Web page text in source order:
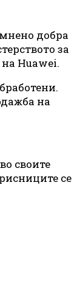
добра
за
Huawei.
на
своите
се